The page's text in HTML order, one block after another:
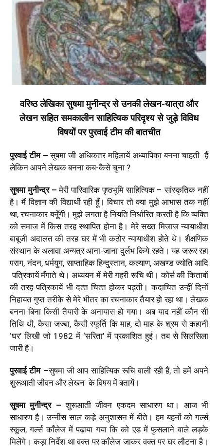
वरिष्ठ लेखिका सुषमा मुनीन्द्र से उनकी लेखन-यात्रा और
लेखन सहित समकालीन साहित्यिक परिदृश्य से जुड़े विविध
विषयों पर पुरवाई टीम की बातचीत
पुरवाई टीम – सुषमा जी अधिकतर महिलायें अध्यापिका बनना चाहती हैं
लेकिन आपने लेखक बनना कब-कैसे चुना ?
सुषमा मुनीन्‍द्र –मेरी पारिवारिक पृष्‍ठभूमि साहित्यिक – सांस्कृतिक नहीं
है। मैं विज्ञान की विद्यार्थी रही हूँ। विचार तो क्‍या मुझे आभास तक नहीं
था, रचनाकार बनूँगी। मुझे लगता है नियति निर्धारित करती है कि व्‍यक्ति
को समाज में किस तरह स्‍थापित होना है। मेरे सख्‍त मिजाज न्‍यायाधीश
बाबूजी अदालत की तरह घर में भी कठोर न्‍यायाधीश होते थे। शैक्षणिक
संस्‍थान के अलावा अन्‍यत्र आना-जाना दुर्लभ किये रहते। यह जरूर रहा
पराग, नंदन, धर्मयुग, साप्‍ताहिक हिन्‍दुस्‍तान, कल्‍याण, अखण्‍ड ज्‍योति आदि
पत्रिकायें मँगाते थे। अध्‍ययन में मेरी गहरी रूचि थी। कोर्स की किताबों
की तरह पत्रिकायें भी दत्‍त चित्‍त होकर पढ़ती। कदाचित उन्‍हीं दिनों
निहायत गुप्‍त तरीके से मेरे भीतर का रचनाकार तैयार हो रहा था। लेखक
बनना बिना किसी तैयारी के अनायास हो गया। अब याद नहीं कौन सी
तिथि थी, कैसा जज्‍बा, कैसी स्‍फूर्ति कि माह, दो माह के श्रम से कहानी
‘घर’ लिखी जो 1982 में ‘सरिता’ में प्रकाशित हुई। तब से सिलसिला
जारी है।
पुरवाई टीम –सुषमा जी आप साहित्यिक रूचि वाली रही हैं, तो हमें अपने
शुरूआती जीवन और लेखन के विषय में बतायें।
सुषमा मुनीन्‍द्र –शुरूआती जीवन एकदम साधारण था। आज भी
साधारण है। उन्‍नीस साल कडे़ अनुशासन में बीते। हम बहनों को गर्ल्‍स
स्‍कूल, गर्ल्‍स कॉंलेज में पढ़ाया गया कि को एड में फुसलाने वाले लड़के
मिलेंगे। कड़ा निर्देश था वक्‍त पर कॉंलेज जाकर वक्‍त पर घर लौटना है।